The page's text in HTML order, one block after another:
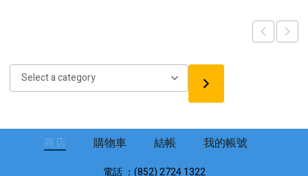
Select
商店 購物車 結帳 我的帳號
電話 ：(852) 2724 1322